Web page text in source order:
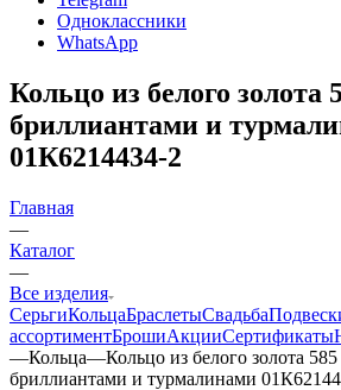
Одноклассники
WhatsApp
Кольцо из белого золота
бриллиантами и
01К6214434-2
Главная
—
Каталог
—
Все изделия
СерьгиКольцаБраслетыСвадьба
ассортиментБрошиАкцииСертификаты
—Кольца—Кольцо из белого золота
бриллиантами и турмалинами